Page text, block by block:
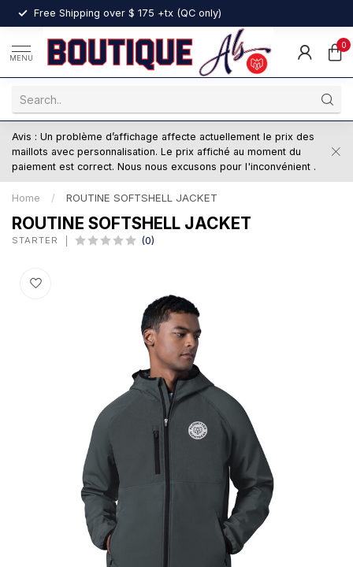
Free Shipping over $ 175 +tx (QC only)
MENU
0
Avis : Un problème d’affichage affecte actuellement le prix des
maillots avec personnalisation. Le prix affiché au moment du
paiement est correct. Nous nous excusons pour l'inconvénient .
Home / ROUTINE SOFTSHELL JACKET
ROUTINE SOFTSHELL JACKET
STARTER (0)